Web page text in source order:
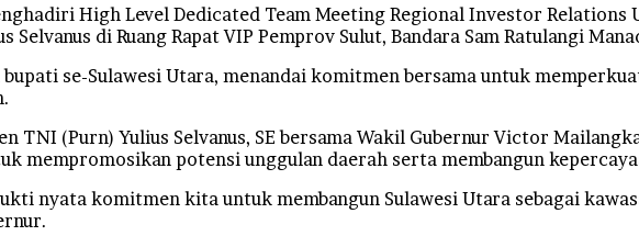
High Level Dedicated Team Meeting Regional Investor Relations
di Ruang Rapat VIP Pemprov Sulut, Bandara Sam Ratulangi
se-Sulawesi Utara, menandai komitmen bersama untuk
TNI (Purn) Yulius Selvanus, SE bersama Wakil Gubernur Victor
mempromosikan potensi unggulan daerah serta membangun
nyata komitmen kita untuk membangun Sulawesi Utara sebagai